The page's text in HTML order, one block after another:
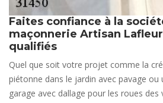
Faites confiance à la
maçonnerie Artisan
qualifiés
Quel que soit votre projet comme la
piétonne dans le jardin avec pavage ou
garage avec dallage pour les roues